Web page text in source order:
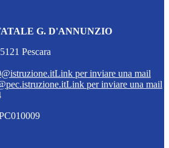
G. D'ANNUNZIO
Pescara
Link per inviare una mail
Link per inviare una mail